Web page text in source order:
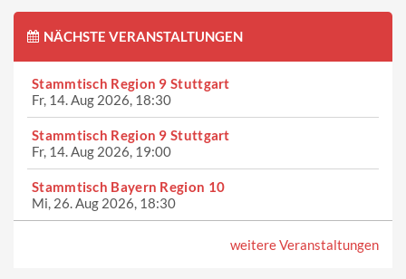
NÄCHSTE VERANSTALTUNGEN
Stammtisch Region 9 Stuttgart
Fr, 14. Aug 2026, 18:30
Stammtisch Region 9 Stuttgart
Fr, 14. Aug 2026, 19:00
Stammtisch Bayern Region 10
Mi, 26. Aug 2026, 18:30
weitere Veranstaltungen